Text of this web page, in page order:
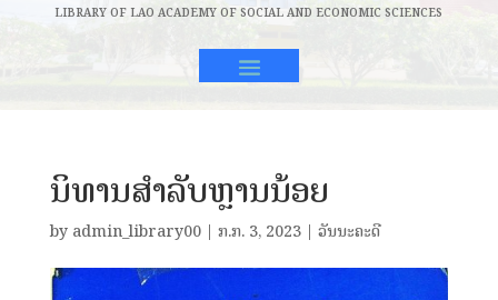
LIBRARY OF LAO ACADEMY OF SOCIAL AND ECONOMIC SCIENCES
ນິທານສຳລັບຫຼານນ້ອຍ
by admin_library00| ​ກ.ກ. 3, 2023| ວັນນະຄະດີ